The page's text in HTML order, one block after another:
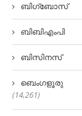
ബിഗ്‌ബോസ്
ബിബിഎംപി
ബിസിനസ്
ബെംഗളൂരു
(14,261)